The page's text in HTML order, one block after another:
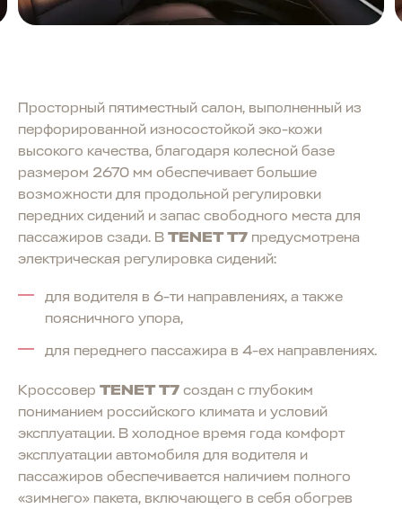
Просторный пятиместный салон, выполненный из
перфорированной износостойкой эко-кожи
высокого качества, благодаря колесной базе
размером 2670 мм обеспечивает большие
возможности для продольной регулировки
передних сидений и запас свободного места для
пассажиров сзади. В TENET T7 предусмотрена
электрическая регулировка сидений:
для водителя в 6-ти направлениях, а также
поясничного упора,
для переднего пассажира в 4-ех направлениях.
Кроссовер TENET T7 создан с глубоким
пониманием российского климата и условий
эксплуатации. В холодное время года комфорт
эксплуатации автомобиля для водителя и
пассажиров обеспечивается наличием полного
«зимнего» пакета, включающего в себя обогрев